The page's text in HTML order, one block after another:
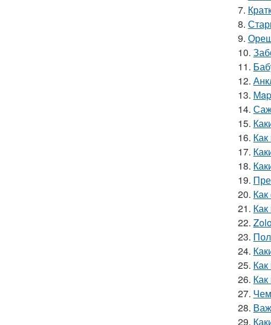
7.
8.
9.
10.
11.
12.
13.
14.
15.
16.
17.
18.
19.
20.
21.
22.
23.
24.
25.
26.
27.
28.
29.